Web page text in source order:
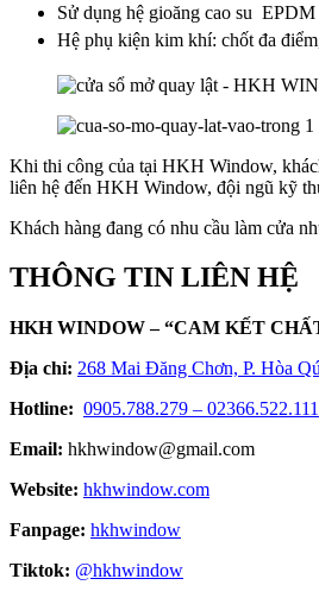
Sử dụng hệ gioăng cao su
Hệ phụ kiện kim khí: chốt đa
Khi thi công của tại HKH Window,
liên hệ đến HKH Window, đội ngũ kỹ
Khách hàng đang có nhu cầu làm cửa
THÔNG TIN LIÊN HỆ
HKH WINDOW – “CAM KẾT
Địa chỉ: 268 Mai Đăng Chơn, P. Hòa
Hotline: 0905.788.279 – 02366.522.111
Email: hkhwindow@gmail.com
Website: hkhwindow.com
Fanpage: hkhwindow
Tiktok: @hkhwindow